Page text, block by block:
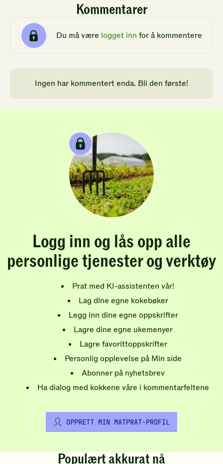
Kommentarer
Du må være logget inn for å kommentere
Ingen har kommentert enda. Bli den første!
Logg inn og lås opp alle
personlige tjenester og verktøy
Prat med KI-assistenten vår!
Lag dine egne kokebøker
Legg inn dine egne oppskrifter
Lagre dine egne ukemenyer
Lagre favorittoppskrifter
Personlig opplevelse på Min side
Abonner på nyhetsbrev
Ha dialog med kokkene våre i kommentarfeltene
OPPRETT MIN MATPRAT-PROFIL
Populært akkurat nå